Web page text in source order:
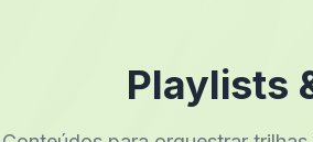
Playlists